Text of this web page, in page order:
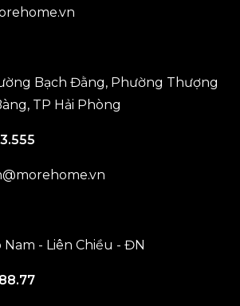
Bạch Đằng, Phường Thượng
TP Hải Phòng
- Liên Chiều - ĐN